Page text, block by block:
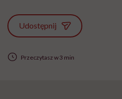
Udostępnij
Przeczytasz w 3 min